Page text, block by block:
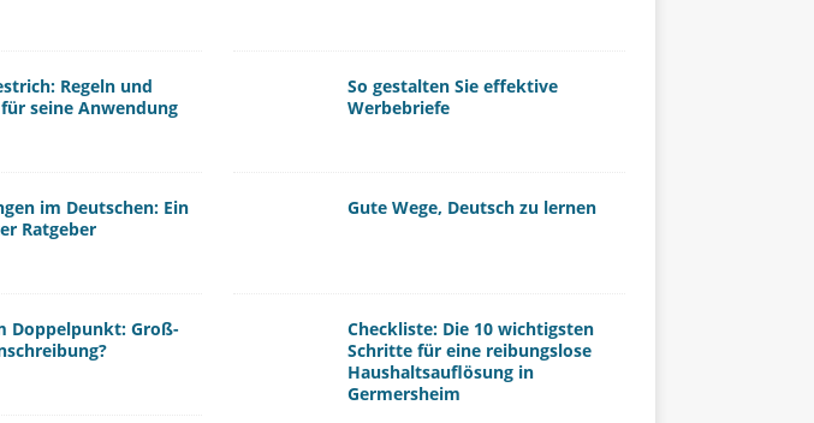
Regeln und
seine Anwendung
im Deutschen: Ein
Ratgeber
Doppelpunkt: Groß-
So gestalten Sie effektive
Werbebriefe
Gute Wege, Deutsch zu lernen
Checkliste: Die 10 wichtigsten
Schritte für eine reibungslose
Haushaltsauflösung in
Germersheim